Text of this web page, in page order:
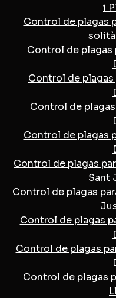
i
Control de plagas
solità
Control de plagas
Control de plagas
Control de
Control de plagas
Control de plagas
Sant
Control de plagas
Control de plagas
Control de plagas
Control de plagas